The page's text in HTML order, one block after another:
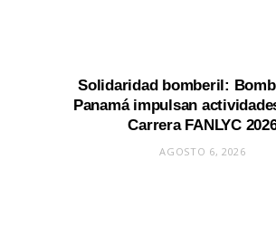
Solidaridad bomberil:
Panamá impulsan
Carrera FANLYC
AGOSTO 6, 2026